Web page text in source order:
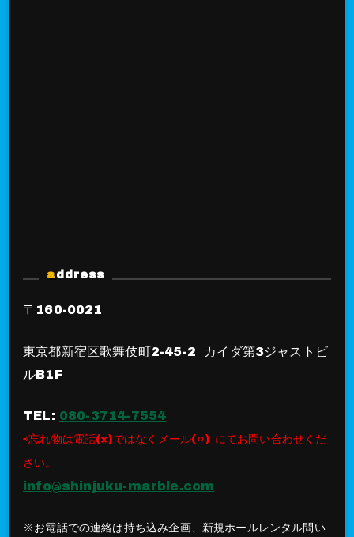
address
〒160-0021
東京都新宿区歌舞伎町2-45-2 カイダ第3ジャストビ
ルB1F
TEL: 080-3714-7554
⇨忘れ物は電話(×)ではなくメール(⚪︎) にてお問い合わせくだ
さい。
info@shinjuku-marble.com
※お電話での連絡は持ち込み企画、新規ホールレンタル問い